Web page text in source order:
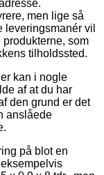
men lige så
vil
som
tilholdssted.
kan i nogle
af at du har
den grund er det
anslåede
på blot en